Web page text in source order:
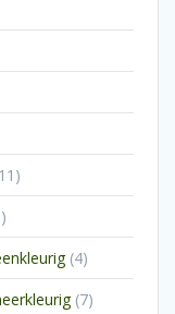
11
producten
5
producten
44
producten
77